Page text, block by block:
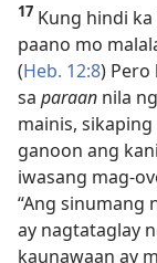
17 Kung hindi
paano mo
(Heb. 12:8) Pero
sa paraan nila
mainis,
ganoon ang
iwasang mag-
“Ang sinumang
ay nagtataglay
kaunawaan ay